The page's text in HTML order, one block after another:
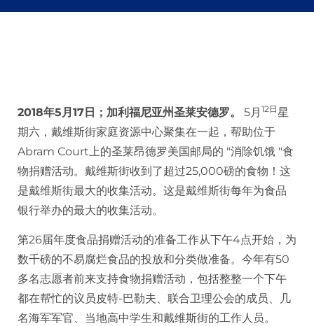
捐赠
2018年5月17日；加利福尼亚州圣莱安德罗。 5月 12日星
期六，戴维斯街家庭资源中心聚集在一起，帮助位于
Abram Court上的圣莱昂德罗美国邮局的 "消除饥饿 "食
物捐赠活动。戴维斯街收到了超过25,000磅的食物！这
是戴维斯街最大的收集活动。这是戴维斯街每年为食品
银行举办的最大的收集活动。
第26届年度食品捐赠活动的准备工作从下午4点开始，为
数千磅的不易腐烂食品的投放和分类做准备。今年有50
多名志愿者前来支持食物捐赠活动，包括整整一个下午
都在帮忙的议员皮特-巴勒夫、联合卫理公会的成员、几
名海军军官、当地高中学生和戴维斯街的工作人员。